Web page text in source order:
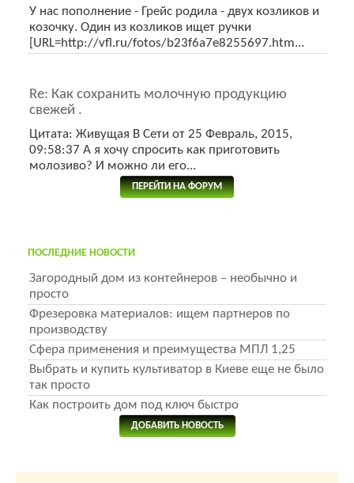
У нас пополнение - Грейс родила - двух козликов и
козочку. Один из козликов ищет ручки
[URL=http://vfl.ru/fotos/b23f6a7e8255697.htm...
Re: Как сохранить молочную продукцию
свежей .
Цитата: Живущая В Сети от 25 Февраль, 2015,
09:58:37 А я хочу спросить как приготовить
молозиво? И можно ли его...
ПЕРЕЙТИ НА ФОРУМ
ПОСЛЕДНИЕ НОВОСТИ
Загородный дом из контейнеров – необычно и
просто
Фрезеровка материалов: ищем партнеров по
производству
Сфера применения и преимущества МПЛ 1,25
Выбрать и купить культиватор в Киеве еще не было
так просто
Как построить дом под ключ быстро
ДОБАВИТЬ НОВОСТЬ